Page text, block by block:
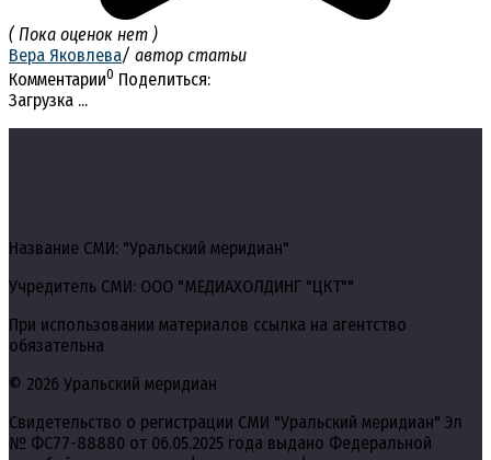
( Пока оценок нет )
Вера Яковлева/ автор статьи
Комментарии0 Поделиться:
Загрузка ...
Название СМИ: "Уральский меридиан"
Учредитель СМИ: ООО "МЕДИАХОЛДИНГ "ЦКТ""
При использовании материалов ссылка на агентство
обязательна
© 2026 Уральский меридиан
Свидетельство о регистрации СМИ "Уральский меридиан" Эл
№ ФС77-88880 от 06.05.2025 года выдано Федеральной